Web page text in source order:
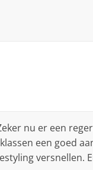
nu er een
een goed
versnellen.